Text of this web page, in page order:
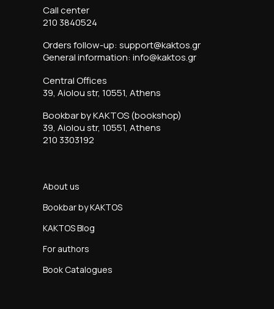
Call center
210 3840524
Orders follow-up: support@kaktos.gr
General information: info@kaktos.gr
Central Offices
39, Aiolou str, 10551, Athens
Bookbar by KAKTOS (bookshop)
39, Aiolou str, 10551, Athens
210 3303192
About us
Bookbar by KAKTOS
KAKTOS Blog
For authors
Book Catalogues